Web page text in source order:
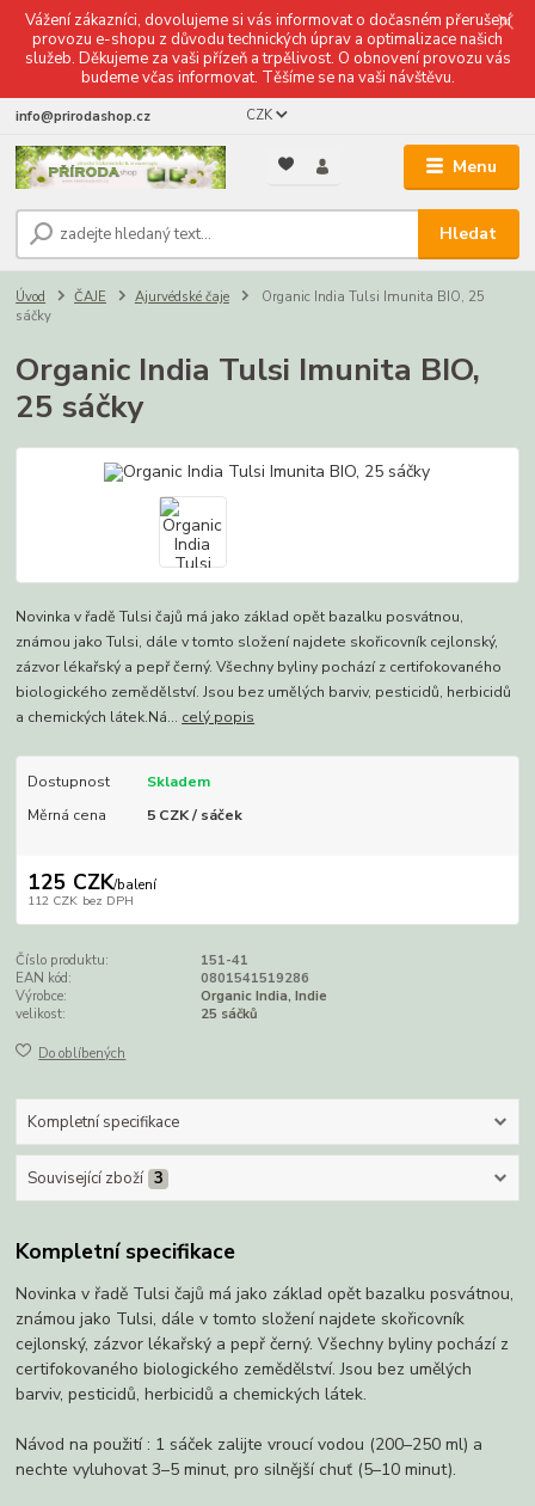
Vážení zákazníci, dovolujeme si vás informovat o dočasném přerušení
provozu e-shopu z důvodu technických úprav a optimalizace našich
služeb. Děkujeme za vaši přízeň a trpělivost. O obnovení provozu vás
budeme včas informovat. Těšíme se na vaši návštěvu.
Menu
CZK
Hledat
info@prirodashop.cz
Úvod ČAJE Ajurvédské čaje
Organic India Tulsi Imunita BIO, 25
sáčky
Organic India Tulsi Imunita BIO,
25 sáčky
Novinka v řadě Tulsi čajů má jako základ opět bazalku posvátnou,
známou jako Tulsi, dále v tomto složení najdete skořicovník cejlonský,
zázvor lékařský a pepř černý. Všechny byliny pochází z certifokovaného
biologického zemědělství. Jsou bez umělých barviv, pesticidů, herbicidů
a chemických látek.Ná... celý popis
Dostupnost
Skladem
Měrná cena
5 CZK / sáček
125 CZK/balení
112 CZK bez DPH
Číslo produktu:
151-41
EAN kód:
0801541519286
Výrobce:
Organic India, Indie
velikost:
25 sáčků
Do oblíbených
Kompletní specifikace
Související zboží 3
Kompletní specifikace
Novinka v řadě Tulsi čajů má jako základ opět bazalku posvátnou,
známou jako Tulsi, dále v tomto složení najdete skořicovník
cejlonský, zázvor lékařský a pepř černý. Všechny byliny pochází z
certifokovaného biologického zemědělství. Jsou bez umělých
barviv, pesticidů, herbicidů a chemických látek.
Návod na použití : 1 sáček zalijte vroucí vodou (200–250 ml) a
nechte vyluhovat 3–5 minut, pro silnější chuť (5–10 minut).